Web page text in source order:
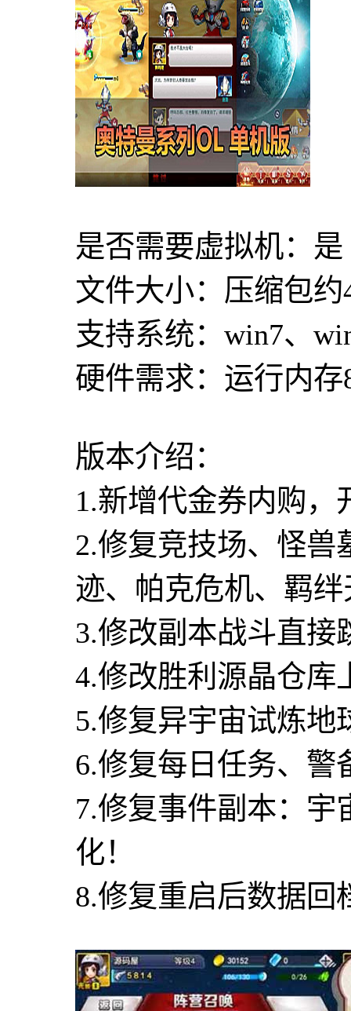
是否需要虚拟机：是
文件大小：压缩包约
支持系统：win7、
硬件需求：运行内存
版本介绍：
1.新增代金券内购，
2.修复竞技场、怪兽
迹、帕克危机、羁
3.修改副本战斗直接
4.修改胜利源晶仓库
5.修复异宇宙试炼地
6.修复每日任务、警
7.修复事件副本：宇
化！
8.修复重启后数据回